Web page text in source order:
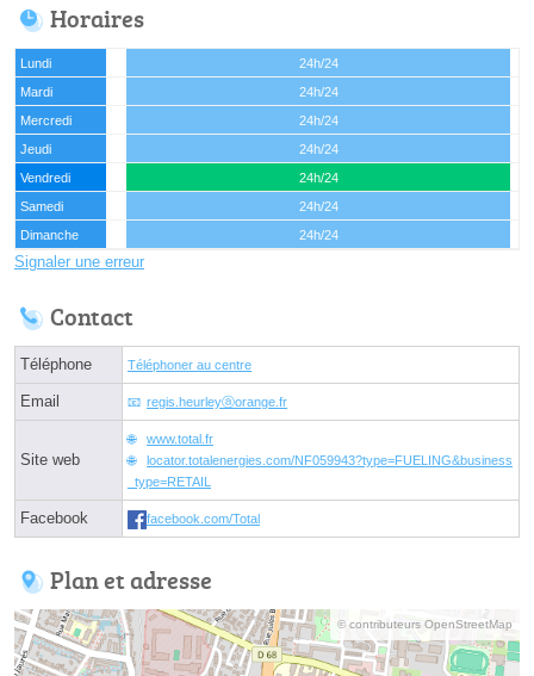
Horaires
Lundi
24h/24
Mardi
24h/24
Mercredi
24h/24
Jeudi
24h/24
Vendredi
24h/24
Samedi
24h/24
Dimanche
24h/24
Signaler une erreur
Contact
Téléphone Téléphoner au centre
Email regis.heurleyⓐorange.fr
Site web
www.total.fr
locator.totalenergies.com/NF059943?type=FUELING&business
_type=RETAIL
Facebook facebook.com/Total
Plan et adresse
© contributeurs OpenStreetMap